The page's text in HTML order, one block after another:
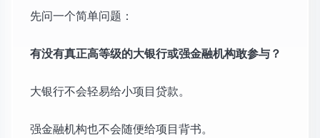
先问一个简单问题：
有没有真正高等级的大银行或强金融机构敢参与？
大银行不会轻易给小项目贷款。
强金融机构也不会随便给项目背书。